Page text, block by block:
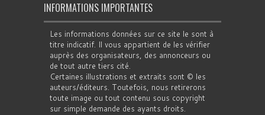
INFORMATIONS IMPORTANTES
Les informations données sur ce site le sont à
titre indicatif. Il vous appartient de les vérifier
auprès des organisateurs, des annonceurs ou
de tout autre tiers cité.
Certaines illustrations et extraits sont © les
auteurs/éditeurs. Toutefois, nous retirerons
toute image ou tout contenu sous copyright
sur simple demande des ayants droits.